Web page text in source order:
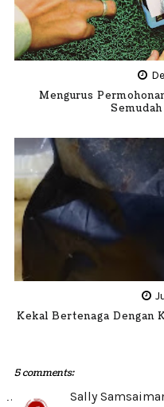
Mengurus
Kekal Bertenaga Dengan
5 comments:
Sally